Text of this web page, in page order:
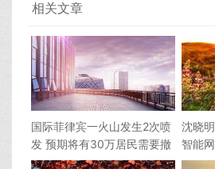
相关文章
国际菲律宾一火山发生2次喷
发 预期将有30万居民需要撤
离
沈晓
智能